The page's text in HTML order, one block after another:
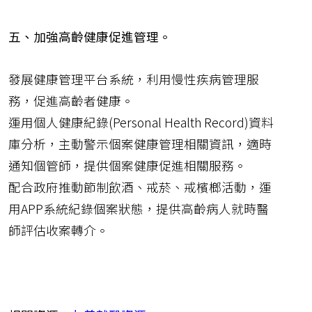
五、加強高齡健康促進管理。
發展健康管理平台系統，利用慢性疾病管理服
務，促進高齡者健康。
運用個人健康紀錄(Personal Health Record)資料
庫分析，主動警示個案健康管理相關資訊，適時
通知個管師，提供個案健康促進相關服務。
配合政府推動節制飲酒、戒菸、戒檳榔活動，運
用APP系統紀錄個案狀態，提供高齡病人就時醫
師評估收案轉介。